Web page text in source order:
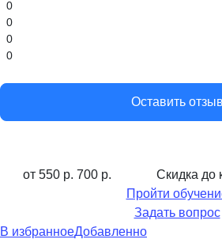
0
0
0
0
Оставить отзыв
от 550 р. 700 р. Скидка до
Пройти
Задать вопрос
В избранноеДобавленно